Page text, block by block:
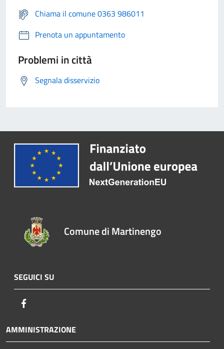
Chiama il comune 0363 986011
Prenota un appuntamento
Problemi in città
Segnala disservizio
Comune di Martinengo
SEGUICI SU
AMMINISTRAZIONE